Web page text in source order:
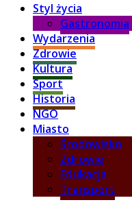
Styl życia
Gastronomia
Wydarzenia
Zdrowie
Kultura
Sport
Historia
NGO
Miasto
Środowisko
Zdrowie
Edukacja
Transport